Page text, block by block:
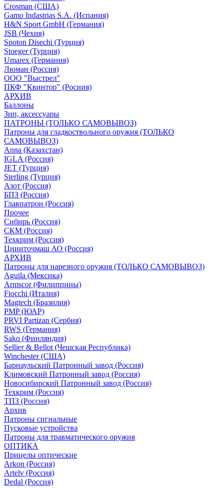
Crosman (США)
Gamo Indastrias S.A. (Испания)
H&N Sport GmbH (Германия)
JSB (Чехия)
Spoton Disechi (Турция)
Stoeger (Турция)
Umarex (Германия)
Люман (Россия)
ООО "Выстрел"
ПКФ "Квинтор" (Росиия)
АРХИВ
Баллоны
Зип, аксессуары
ПАТРОНЫ (ТОЛЬКО САМОВЫВОЗ)
Патроны для гладкоствольного оружия (ТОЛЬКО
САМОВЫВОЗ)
Anna (Казахстан)
IGLA (Россия)
JET (Турция)
Sterling (Турция)
Азот (Россия)
БПЗ (Россия)
Главпатрон (Россия)
Прочее
Сибирь (Россия)
СКМ (Россия)
Техкрим (Россия)
Цнииточмаш АО (Россия)
АРХИВ
Патроны для нарезного оружия (ТОЛЬКО САМОВЫВОЗ)
Aguila (Мексика)
Armscor (Филиппины)
Fiocchi (Италия)
Magtech (Бразилия)
PMP (ЮАР)
PRVI Partizan (Сербия)
RWS (Германия)
Sako (Финляндия)
Sellier & Bellot (Чешская Республика)
Winchester (США)
Барнаульский Патронный завод (Россия)
Климовский Патронный завод (Россия)
Новосибирский Патронный завод (Россия)
Техкрим (Россия)
ТПЗ (Россия)
Архив
Патроны сигнальные
Пусковые устройства
Патроны для травматического оружия
ОПТИКА
Прицелы оптические
Arkon (Россия)
Artelv (Россия)
Dedal (Россия)